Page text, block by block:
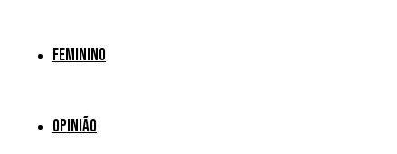
Feminino
Opinião